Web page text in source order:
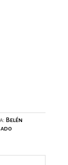
Belén